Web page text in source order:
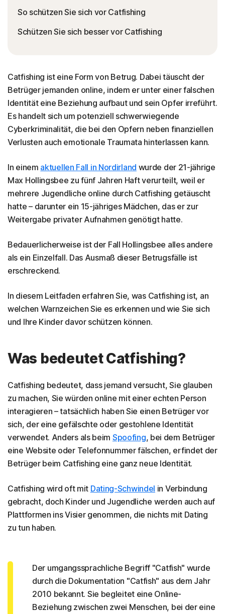
So schützen Sie sich vor Catfishing
Schützen Sie sich besser vor Catfishing
Catfishing ist eine Form von Betrug. Dabei täuscht der
Betrüger jemanden online, indem er unter einer falschen
Identität eine Beziehung aufbaut und sein Opfer irreführt.
Es handelt sich um potenziell schwerwiegende
Cyberkriminalität, die bei den Opfern neben finanziellen
Verlusten auch emotionale Traumata hinterlassen kann.
In einem aktuellen Fall in Nordirland wurde der 21-jährige
Max Hollingsbee zu fünf Jahren Haft verurteilt, weil er
mehrere Jugendliche online durch Catfishing getäuscht
hatte – darunter ein 15-jähriges Mädchen, das er zur
Weitergabe privater Aufnahmen genötigt hatte.
Bedauerlicherweise ist der Fall Hollingsbee alles andere
als ein Einzelfall. Das Ausmaß dieser Betrugsfälle ist
erschreckend.
In diesem Leitfaden erfahren Sie, was Catfishing ist, an
welchen Warnzeichen Sie es erkennen und wie Sie sich
und Ihre Kinder davor schützen können.
Was bedeutet Catfishing?
Catfishing bedeutet, dass jemand versucht, Sie glauben
zu machen, Sie würden online mit einer echten Person
interagieren – tatsächlich haben Sie einen Betrüger vor
sich, der eine gefälschte oder gestohlene Identität
verwendet. Anders als beim Spoofing, bei dem Betrüger
eine Website oder Telefonnummer fälschen, erfindet der
Betrüger beim Catfishing eine ganz neue Identität.
Catfishing wird oft mit Dating-Schwindel in Verbindung
gebracht, doch Kinder und Jugendliche werden auch auf
Plattformen ins Visier genommen, die nichts mit Dating
zu tun haben.
Der umgangssprachliche Begriff "Catfish" wurde
durch die Dokumentation "Catfish" aus dem Jahr
2010 bekannt. Sie begleitet eine Online-
Beziehung zwischen zwei Menschen, bei der eine